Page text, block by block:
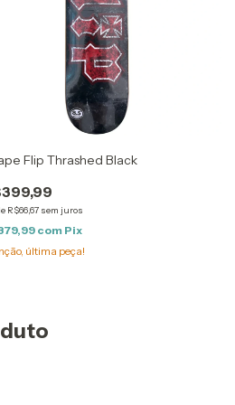
Flip Thrashed Black
R$66,67 sem juros
com Pix
última peça!